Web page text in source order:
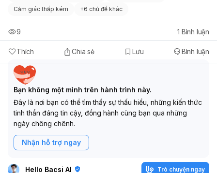
Cảm giác thấp kém
+6 chủ đề khác
Thích Chia sẻ Lưu Bình luận
9 1 Bình luận
Bạn không một mình trên hành trình này.
Đây là nơi bạn có thể tìm thấy sự thấu hiểu, những kiến thức
tinh thần đáng tin cậy, đồng hành cùng bạn qua những
ngày chông chênh.
Nhận hỗ trợ ngay
Hello Bacsi AI Trò chuyện ngay